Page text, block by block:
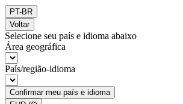
PT-BR
Voltar
Selecione seu país e idioma abaixo
Área geográfica
País/região-idioma
Confirmar meu país e idioma